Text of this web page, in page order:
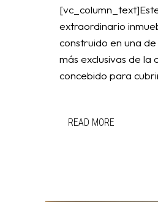
extraordinario
construido en una de
más exclusivas de la
concebido para
READ MORE